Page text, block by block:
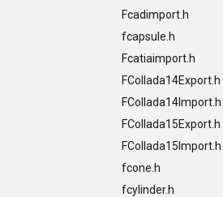
Fcadimport.h
fcapsule.h
Fcatiaimport.h
FCollada14Export.h
FCollada14Import.h
FCollada15Export.h
FCollada15Import.h
fcone.h
fcylinder.h